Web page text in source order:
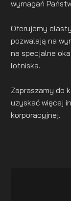
wymagań
Oferujemy
pozwalają na
na specjalne
lotniska.
Zapraszamy do
uzyskać więcej
korporacyjnej.